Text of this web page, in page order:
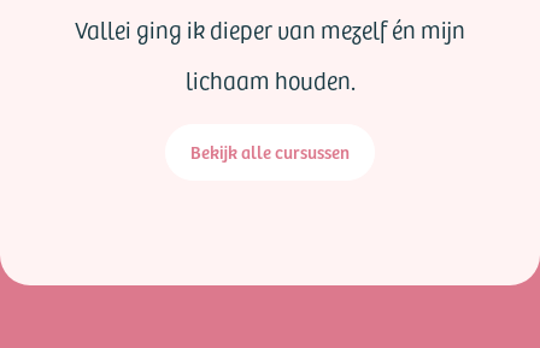
Vallei ging ik dieper van mezelf én mijn
lichaam houden.
Bekijk alle cursussen